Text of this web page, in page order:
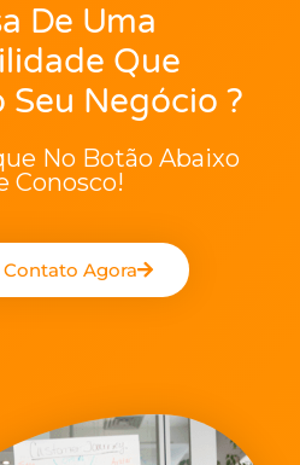
De Uma
Que
Seu Negócio ?
No Botão Abaixo
Conosco!
Agora